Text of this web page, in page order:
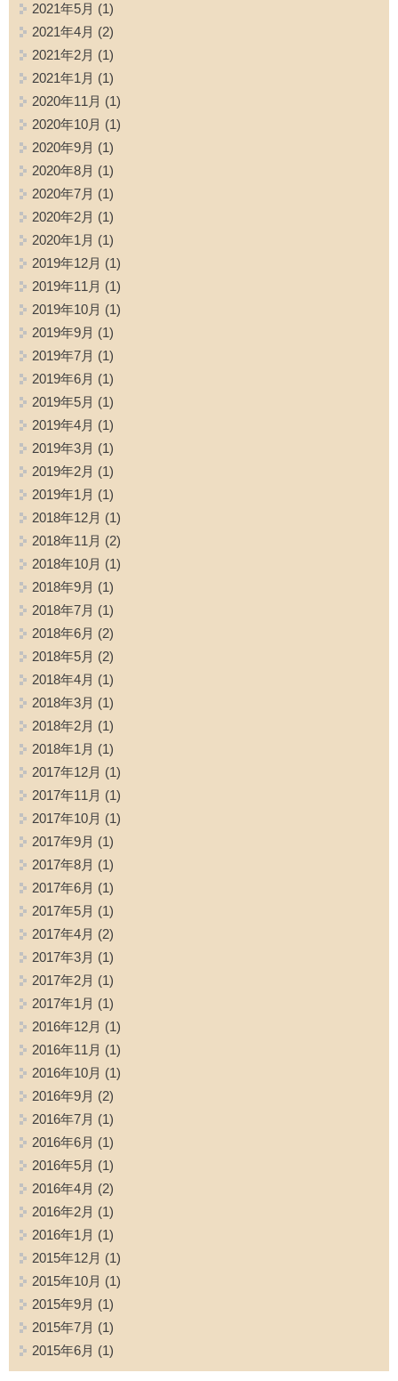
2021年5月 (1)
2021年4月 (2)
2021年2月 (1)
2021年1月 (1)
2020年11月 (1)
2020年10月 (1)
2020年9月 (1)
2020年8月 (1)
2020年7月 (1)
2020年2月 (1)
2020年1月 (1)
2019年12月 (1)
2019年11月 (1)
2019年10月 (1)
2019年9月 (1)
2019年7月 (1)
2019年6月 (1)
2019年5月 (1)
2019年4月 (1)
2019年3月 (1)
2019年2月 (1)
2019年1月 (1)
2018年12月 (1)
2018年11月 (2)
2018年10月 (1)
2018年9月 (1)
2018年7月 (1)
2018年6月 (2)
2018年5月 (2)
2018年4月 (1)
2018年3月 (1)
2018年2月 (1)
2018年1月 (1)
2017年12月 (1)
2017年11月 (1)
2017年10月 (1)
2017年9月 (1)
2017年8月 (1)
2017年6月 (1)
2017年5月 (1)
2017年4月 (2)
2017年3月 (1)
2017年2月 (1)
2017年1月 (1)
2016年12月 (1)
2016年11月 (1)
2016年10月 (1)
2016年9月 (2)
2016年7月 (1)
2016年6月 (1)
2016年5月 (1)
2016年4月 (2)
2016年2月 (1)
2016年1月 (1)
2015年12月 (1)
2015年10月 (1)
2015年9月 (1)
2015年7月 (1)
2015年6月 (1)